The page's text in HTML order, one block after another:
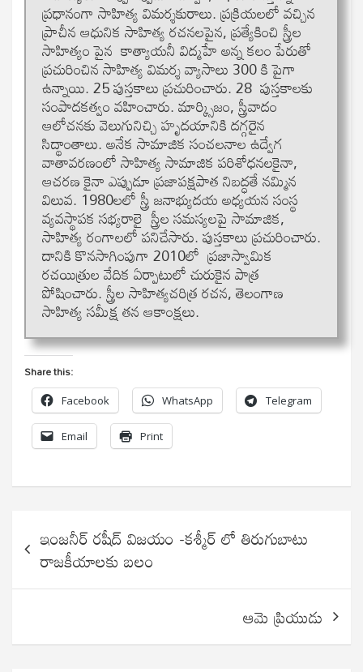
ప్రధానంగా సాహిత్య విమర్శకురాలు. ప్రక్రియలలో వచ్చిన
ప్రాచీన ఆధునిక సాహిత్య రచనలపైన, ప్రత్యేకించి స్త్రీల
సాహిత్యం పైన కాత్యాయనీ విద్మహే అన్న కలం పేరుతో
ప్రచురించిన సాహిత్య విమర్శ వ్యాసాలు 300 కి పైగా
ఉన్నాయి. 25 పుస్తకాలు ప్రచురించారు. 28 పుస్తకాలకు
సంపాదకత్వం వహించారు. మార్క్సిజం, స్త్రీవాదం
ఆలోచనకు వెలుగునిచ్చి హృదయానికి దగ్గరైన
సిద్థాంతాలు. అనేక సామాజిక సంచలనాల ఉద్వేగ
వాతావరణంలో సాహిత్య సామాజిక పరిశోధనలకైనా,
ఆచరణ కైనా ఎప్పుడూ ప్రజాపక్షపాత నిబద్ధతే నమ్మిన
విలువ. 1980లలో స్త్రీ జనాభ్యుదయ అధ్యయన సంస్థ
వ్యవస్థాపక సభ్యరాలై స్త్రీల సమస్యలపై సామాజిక,
సాహిత్య రంగాలలో పనిచేసారు. పుస్తకాలు ప్రచురించారు.
దానికి కొనసాగింపుగా 2010లో ప్రజాస్వామిక
రచయిత్రుల వేదిక ఏర్పాటులో చురుకైన పాత్ర
పోషించారు. స్త్రీల సాహిత్యచరిత్ర రచన, తెలంగాణ
సాహిత్య సమీక్ష తన ఆకాంక్షలు.
Share this:
Facebook WhatsApp Telegram
Email Print
navigation
ఇంజనీర్ రషీద్ విజయం -కశ్మీర్ లో తిరుగుబాటు
రాజకీయాలకు బలం
ఆమె ప్రియుడు